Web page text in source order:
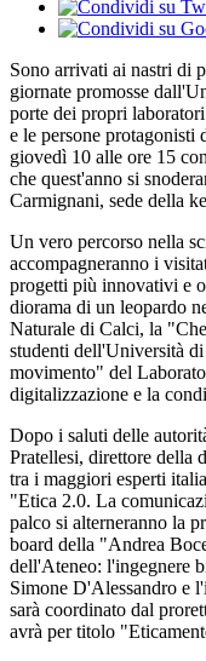
Sono arrivati ai nastri di
giornate promosse
porte dei propri
e le persone protagonisti
giovedì 10 alle ore 15
che quest'anno si
Carmignani, sede della
Un vero percorso nella
accompagneranno i
progetti più innovativi e
diorama di un leopardo
Naturale di Calci, la
studenti dell'Università
movimento" del
digitalizzazione e la
Dopo i saluti delle
Pratellesi, direttore della
tra i maggiori esperti
"Etica 2.0. La
palco si alterneranno la
board della "Andrea
dell'Ateneo: l'ingegnere
Simone D'Alessandro e
sarà coordinato dal
avrà per titolo